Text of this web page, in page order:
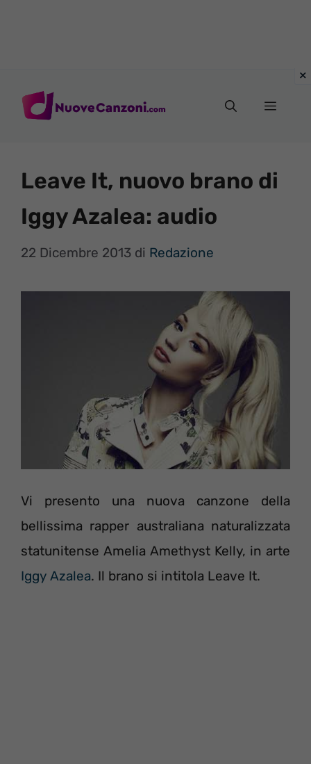
Menu
Leave It, nuovo brano di
Iggy Azalea: audio
22 Dicembre 2013 di Redazione
Vi presento una nuova canzone della
bellissima rapper australiana naturalizzata
statunitense Amelia Amethyst Kelly, in arte
Iggy Azalea. Il brano si intitola Leave It.